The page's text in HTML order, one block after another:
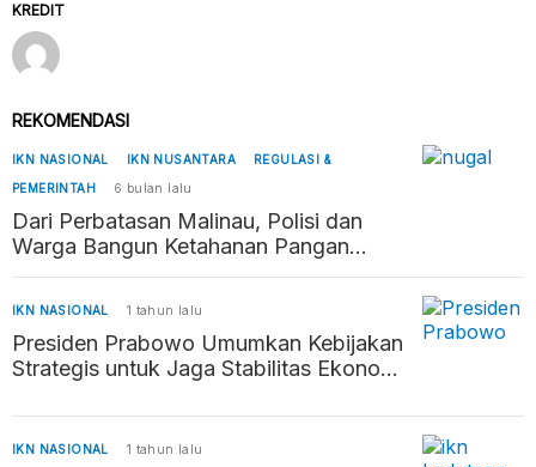
KREDIT
REKOMENDASI
IKN NASIONAL IKN NUSANTARA
REGULASI &
PEMERINTAH
6 bulan lalu
Dari Perbatasan Malinau, Polisi dan
Warga Bangun Ketahanan Pangan
Penyangga Kaltara–Kaltim
IKN NASIONAL 1 tahun lalu
Presiden Prabowo Umumkan Kebijakan
Strategis untuk Jaga Stabilitas Ekonomi
IKN NASIONAL 1 tahun lalu